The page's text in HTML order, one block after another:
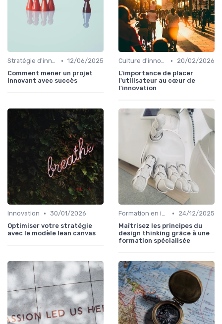
Stratégie d'innovation • 12/06/2025
Comment mener un projet
innovant avec succès
Culture d'innovation •
20/02/2026
L'importance de placer
l'utilisateur au cœur de
l'innovation
Innovation • 30/01/2026
Optimiser votre stratégie
avec le modèle lean canvas
Formation en innovation •
24/12/2025
Maîtrisez les principes du
design thinking grâce à une
formation spécialisée